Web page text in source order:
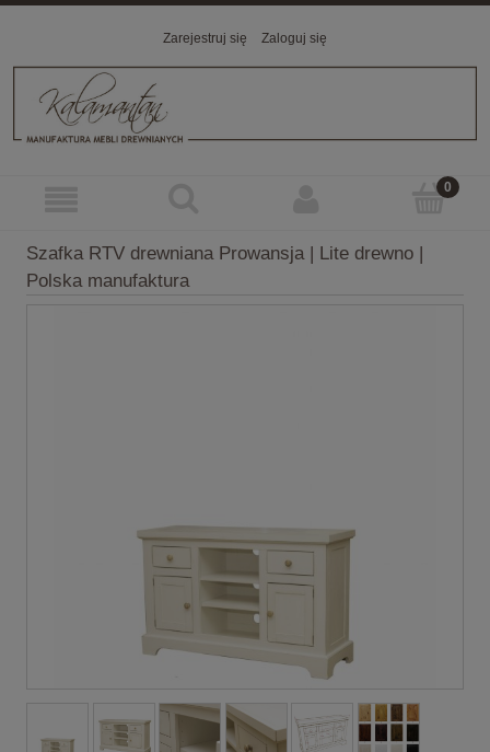
Zarejestruj się Zaloguj się
Szafka RTV drewniana Prowansja | Lite drewno |
Polska manufaktura